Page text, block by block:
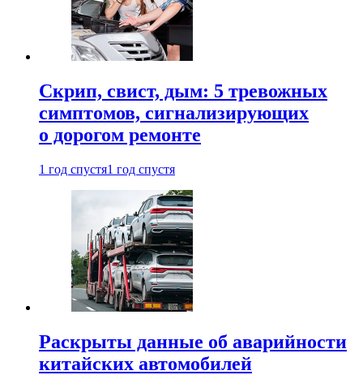
Скрип, свист, дым: 5 тревожных
симптомов, сигнализирующих
о дорогом ремонте
1 год спустя1 год спустя
Раскрыты данные об аварийности
китайских автомобилей